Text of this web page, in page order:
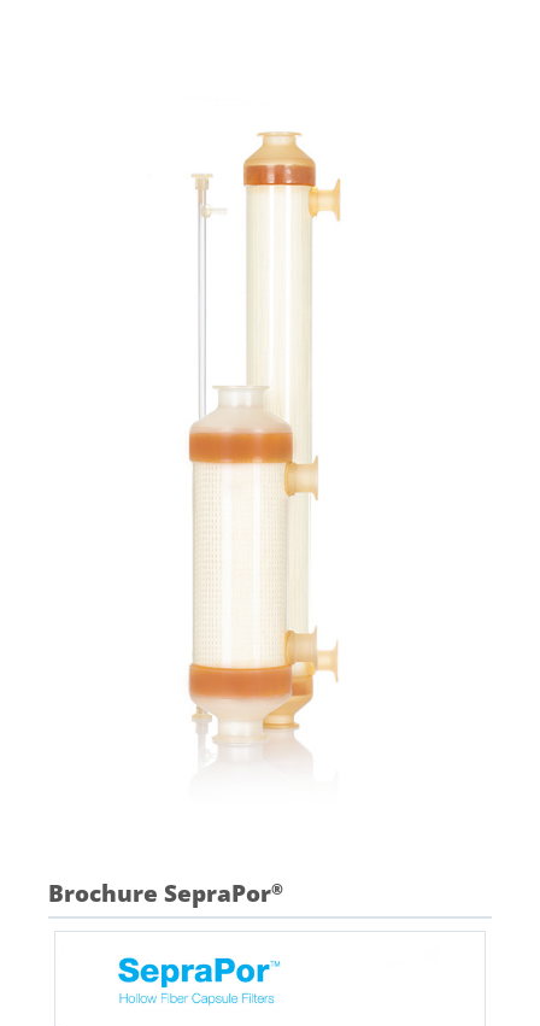
Brochure SepraPor®